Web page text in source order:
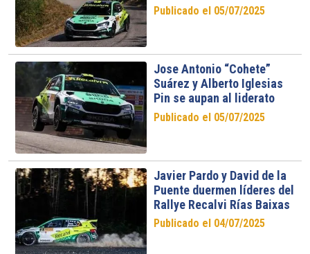
Publicado el 05/07/2025
Jose Antonio “Cohete”
Suárez y Alberto Iglesias
Pin se aupan al liderato
Publicado el 05/07/2025
Javier Pardo y David de la
Puente duermen líderes del
Rallye Recalvi Rías Baixas
Publicado el 04/07/2025